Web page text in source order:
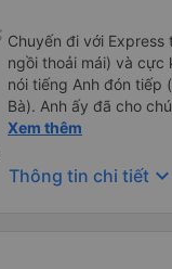
thể rất rung lắc.
cùng của xe buýt và
nhiều, những ghế
hơn nhiều và chúng
Nhìn chung là một
Chuyến đi với
ngồi thoải mái) và cực
nói tiếng Anh đón tiếp
Bà). Anh ấy đã cho
những việc nên làm ở
nữa trước khi đến bến
tàu cao tốc riêng
phút đi bộ. Nhìn
Xem thêm
Thông tin chi tiết keyboard_arrow_down